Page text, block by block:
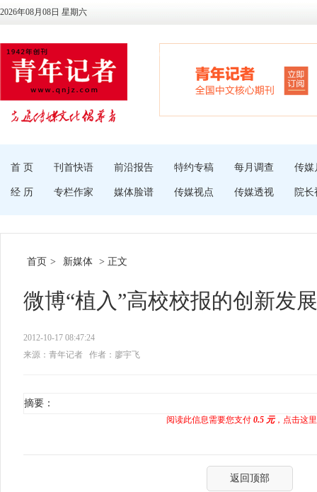
2026年08月08日 星期六
首 页 刊首快语 前沿报告 特约专稿 每月调查 传媒
经 历 专栏作家 媒体脸谱 传媒视点 传媒透视 院长
首页 > 新媒体 > 正文
微博“植入”高校校报的创新发展
2012-10-17 08:47:24
来源：青年记者
作者：廖宇飞
摘要：
阅读此信息需要您支付 0.5 元，点击这
返回顶部